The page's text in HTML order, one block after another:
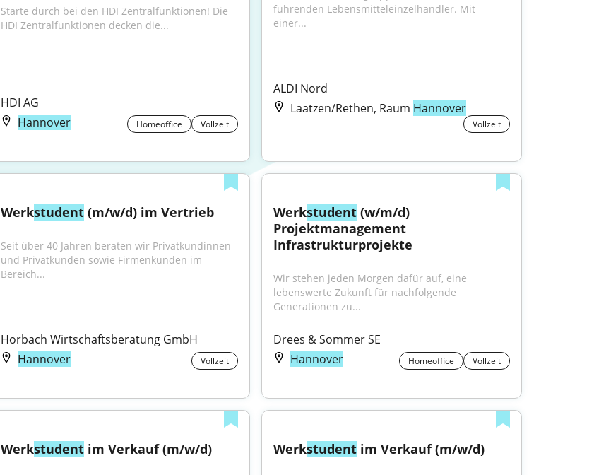
Starte durch bei den HDI Zentralfunktionen! Die
HDI Zentral­funktionen decken die...
HDI AG
Hannover
Homeoffice Vollzeit
führenden Lebensmitteleinzelhändler. Mit
einer...
ALDI Nord
Laatzen/Rethen, Raum Hannover
Vollzeit
Werkstudent (m/w/d) im Vertrieb
Seit über 40 Jahren beraten wir Privatkundinnen
und Privatkunden sowie Firmenkunden im
Bereich...
Horbach Wirtschaftsberatung GmbH
Hannover
Vollzeit
Werkstudent (w/m/d)
Projektmanagement
Infrastrukturprojekte
Wir stehen jeden Morgen dafür auf, eine
lebenswerte Zukunft für nachfolgende
Generationen zu...
Drees & Sommer SE
Hannover
Homeoffice Vollzeit
Werkstudent im Verkauf (m/w/d) Werkstudent im Verkauf (m/w/d)